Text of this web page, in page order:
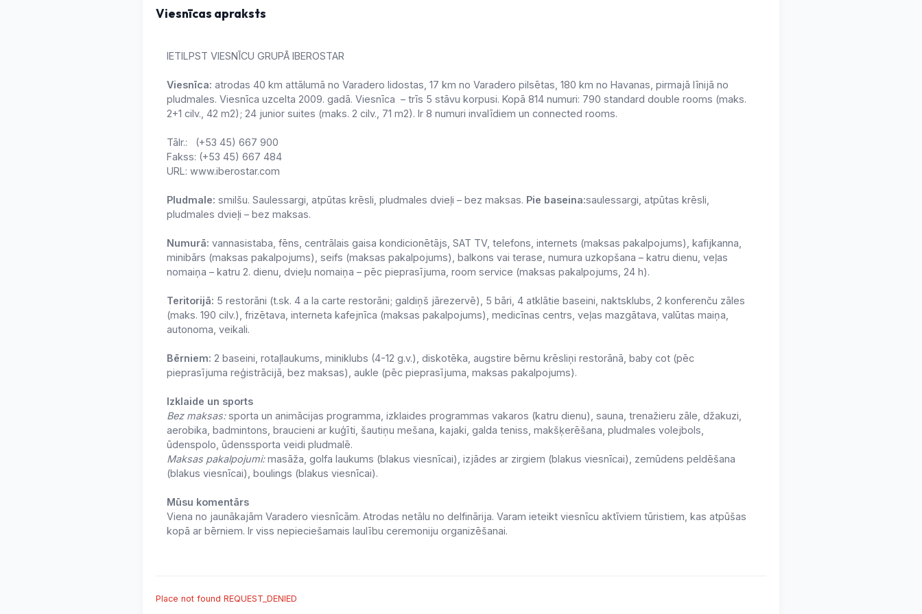
Viesnīcas apraksts
IETILPST VIESNĪCU GRUPĀ IBEROSTAR
Viesnīca: atrodas 40 km attālumā no Varadero lidostas, 17 km no Varadero pilsētas, 180 km no Havanas, pirmajā līnijā no
pludmales. Viesnīca uzcelta 2009. gadā. Viesnīca – trīs 5 stāvu korpusi. Kopā 814 numuri: 790 standard double rooms (maks.
2+1 cilv., 42 m2); 24 junior suites (maks. 2 cilv., 71 m2). Ir 8 numuri invalīdiem un connected rooms.
Tālr.: (+53 45) 667 900
Fakss: (+53 45) 667 484
URL: www.iberostar.com
Pludmale: smilšu. Saulessargi, atpūtas krēsli, pludmales dvieļi – bez maksas. Pie baseina:saulessargi, atpūtas krēsli,
pludmales dvieļi – bez maksas.
Numurā: vannasistaba, fēns, centrālais gaisa kondicionētājs, SAT TV, telefons, internets (maksas pakalpojums), kafijkanna,
minibārs (maksas pakalpojums), seifs (maksas pakalpojums), balkons vai terase, numura uzkopšana – katru dienu, veļas
nomaiņa – katru 2. dienu, dvieļu nomaiņa – pēc pieprasījuma, room service (maksas pakalpojums, 24 h).
Teritorijā: 5 restorāni (t.sk. 4 a la carte restorāni; galdiņš jārezervē), 5 bāri, 4 atklātie baseini, naktsklubs, 2 konferenču zāles
(maks. 190 cilv.), frizētava, interneta kafejnīca (maksas pakalpojums), medicīnas centrs, veļas mazgātava, valūtas maiņa,
autonoma, veikali.
Bērniem: 2 baseini, rotaļlaukums, miniklubs (4-12 g.v.), diskotēka, augstire bērnu krēsliņi restorānā, baby cot (pēc
pieprasījuma reģistrācijā, bez maksas), aukle (pēc pieprasījuma, maksas pakalpojums).
Izklaide un sports
Bez maksas:sporta un animācijas programma, izklaides programmas vakaros (katru dienu), sauna, trenažieru zāle, džakuzi,
aerobika, badmintons, braucieni ar kuģīti, šautiņu mešana, kajaki, galda teniss, makšķerēšana, pludmales volejbols,
ūdenspolo, ūdenssporta veidi pludmalē.
Maksas pakalpojumi:masāža, golfa laukums (blakus viesnīcai), izjādes ar zirgiem (blakus viesnīcai), zemūdens peldēšana
(blakus viesnīcai), boulings (blakus viesnīcai).
Mūsu komentārs
Viena no jaunākajām Varadero viesnīcām. Atrodas netālu no delfinārija. Varam ieteikt viesnīcu aktīviem tūristiem, kas atpūšas
kopā ar bērniem. Ir viss nepieciešamais laulību ceremoniju organizēšanai.
Place not found REQUEST_DENIED